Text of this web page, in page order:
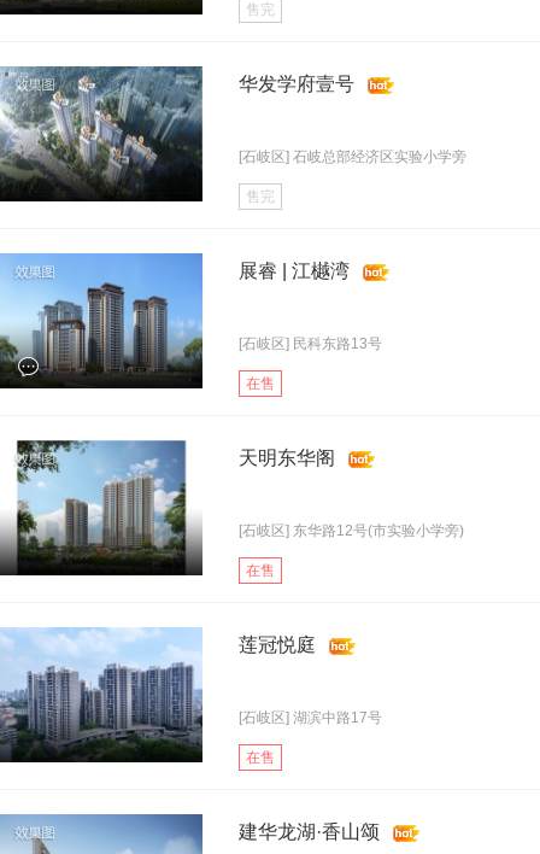
售完
华发学府壹号
[石岐区] 石岐总部经济区实验小学旁
售完
展睿 | 江樾湾
[石岐区] 民科东路13号
在售
天明东华阁
[石岐区] 东华路12号(市实验小学旁)
在售
莲冠悦庭
[石岐区] 湖滨中路17号
在售
建华龙湖·香山颂